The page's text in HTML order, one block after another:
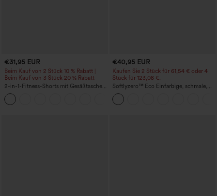
€31,95 EUR
Beim Kauf von 2 Stück 10 % Rabatt |
Beim Kauf von 3 Stück 20 % Rabatt
2-in-1-Fitness-Shorts mit Gesäßtasche
und seitlicher versteckter Tasche 6,3 cm
€40,95 EUR
Kaufen Sie 2 Stück für 61,54 € oder 4
Stück für 123,08 €.
Softlyzero™ Eco Einfarbige, schmale,
hoch taillierte Wanderhose mit
mehreren Taschen